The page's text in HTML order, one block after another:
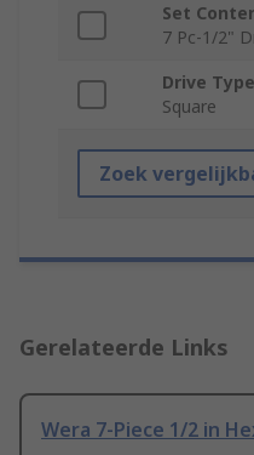
Set
7 Pc-1/2"
Drive Type
Square
Zoek
Gerelateerde Links
Wera 7-Piece 1/2 in